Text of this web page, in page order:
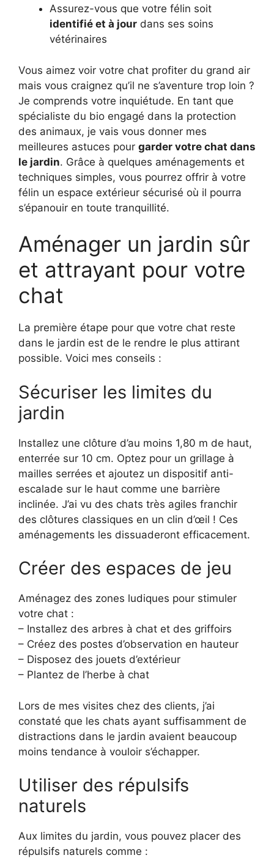
Assurez-vous que votre félin soit
identifié et à jour dans ses soins
vétérinaires
Vous aimez voir votre chat profiter du grand air
mais vous craignez qu’il ne s’aventure trop loin ?
Je comprends votre inquiétude. En tant que
spécialiste du bio engagé dans la protection
des animaux, je vais vous donner mes
meilleures astuces pour garder votre chat dans
le jardin. Grâce à quelques aménagements et
techniques simples, vous pourrez offrir à votre
félin un espace extérieur sécurisé où il pourra
s’épanouir en toute tranquillité.
Aménager un jardin sûr
et attrayant pour votre
chat
La première étape pour que votre chat reste
dans le jardin est de le rendre le plus attirant
possible. Voici mes conseils :
Sécuriser les limites du
jardin
Installez une clôture d’au moins 1,80 m de haut,
enterrée sur 10 cm. Optez pour un grillage à
mailles serrées et ajoutez un dispositif anti-
escalade sur le haut comme une barrière
inclinée. J’ai vu des chats très agiles franchir
des clôtures classiques en un clin d’œil ! Ces
aménagements les dissuaderont efficacement.
Créer des espaces de jeu
Aménagez des zones ludiques pour stimuler
votre chat :
– Installez des arbres à chat et des griffoirs
– Créez des postes d’observation en hauteur
– Disposez des jouets d’extérieur
– Plantez de l’herbe à chat
Lors de mes visites chez des clients, j’ai
constaté que les chats ayant suffisamment de
distractions dans le jardin avaient beaucoup
moins tendance à vouloir s’échapper.
Utiliser des répulsifs
naturels
Aux limites du jardin, vous pouvez placer des
répulsifs naturels comme :